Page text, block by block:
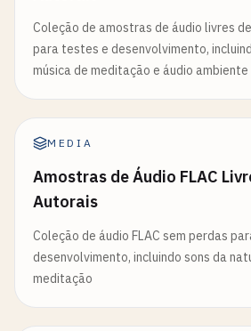
Coleção de amostras de áudio livres
para testes e desenvolvimento,
música de meditação e áudio ambiente
MEDIA
Amostras de Áudio FLAC
Autorais
Coleção de áudio FLAC sem perdas
desenvolvimento, incluindo sons da
meditação